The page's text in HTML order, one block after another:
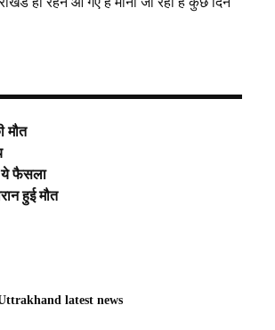
मौत
ये फैसला
हुई मौत
latest news